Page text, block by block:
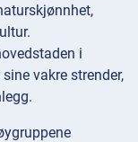
i
vakre strender,